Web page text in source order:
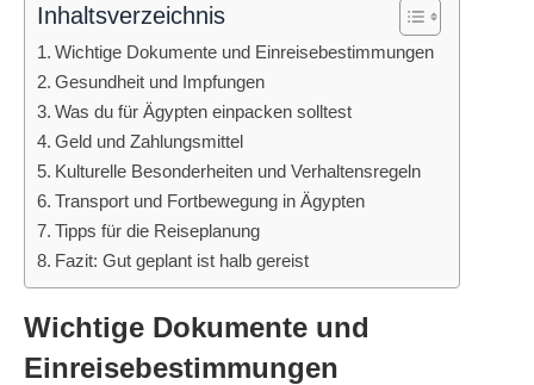
Inhaltsverzeichnis
Wichtige Dokumente und Einreisebestimmungen
Gesundheit und Impfungen
Was du für Ägypten einpacken solltest
Geld und Zahlungsmittel
Kulturelle Besonderheiten und Verhaltensregeln
Transport und Fortbewegung in Ägypten
Tipps für die Reiseplanung
Fazit: Gut geplant ist halb gereist
Wichtige Dokumente und
Einreisebestimmungen